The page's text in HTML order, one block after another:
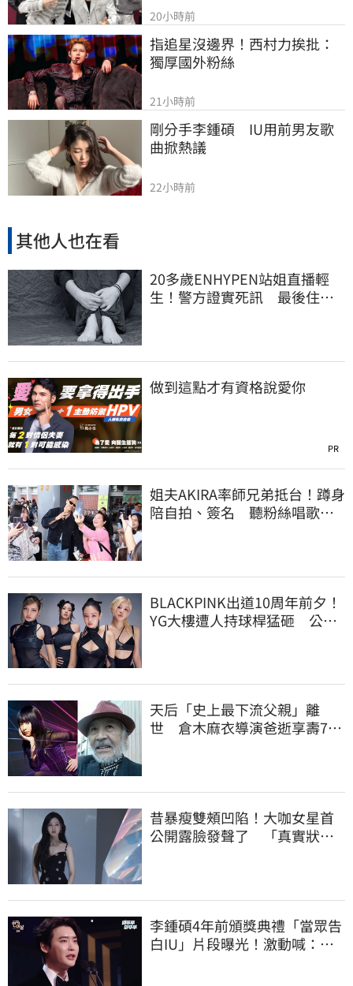
20小時前
指追星沒邊界！西村力挨批：
獨厚國外粉絲
21小時前
剛分手李鍾碩　IU用前男友歌
曲掀熱議
22小時前
其他人也在看
20多歲ENHYPEN站姐直播輕
生！警方證實死訊 最後住處
做到這點才有資格說愛你
PR
姐夫AKIRA率師兄弟抵台！蹲身
陪自拍、簽名 聽粉絲唱歌羞
BLACKPINK出道10周年前夕！
YG大樓遭人持球桿猛砸 公司
天后「史上最下流父親」離
世 倉木麻衣導演爸逝享壽76
昔暴瘦雙頰凹陷！大咖女星首
公開露臉發聲了 「真實狀
李鍾碩4年前頒獎典禮「當眾告
白IU」片段曝光！激動喊：很